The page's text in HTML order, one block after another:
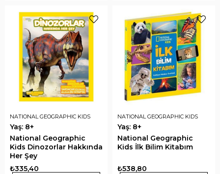
NATIONAL GEOGRAPHIC KIDS
Yaş: 8+
National Geographic
Kids Dinozorlar Hakkında
Her Şey
₺335,40
NATIONAL GEOGRAPHIC KIDS
Yaş: 8+
National Geographic
Kids İlk Bilim Kitabım
₺538,80